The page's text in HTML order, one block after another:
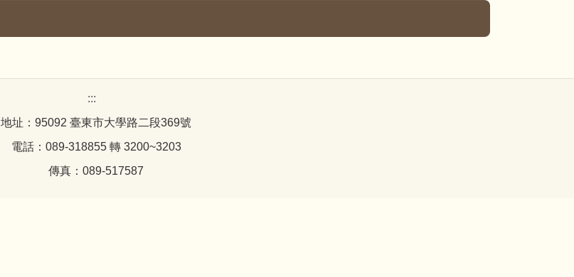
:::
地址：95092 臺東市大學路二段369號
電話：089-318855 轉 3200~3203
傳真：089-517587